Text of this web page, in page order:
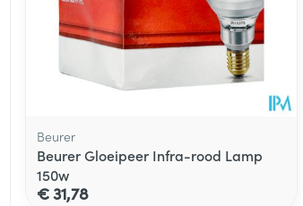
Beurer
Beurer Gloeipeer Infra-rood Lamp
150w
€ 31,78